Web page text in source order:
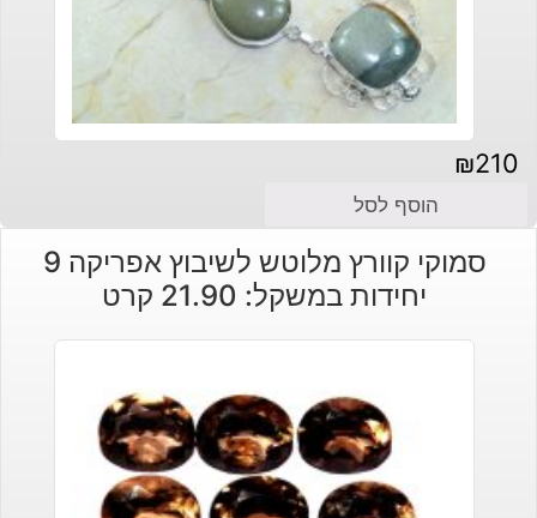
₪210
הוסף לסל
סמוקי קוורץ מלוטש לשיבוץ אפריקה 9
יחידות במשקל: 21.90 קרט